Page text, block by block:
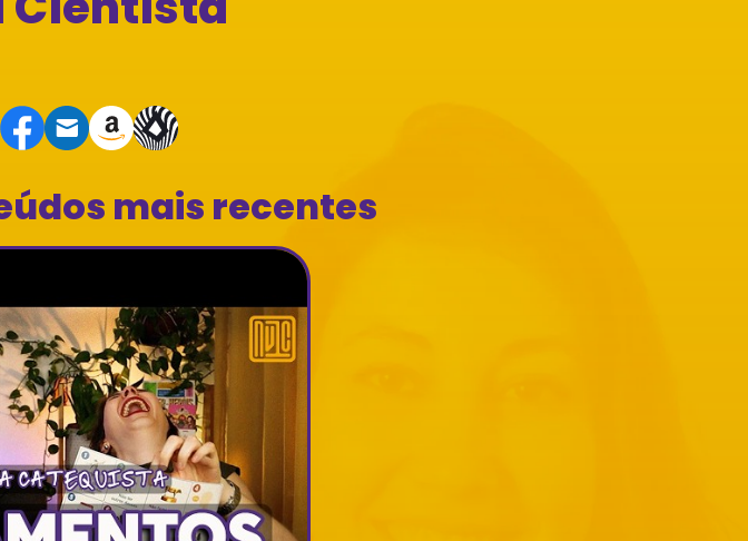
mais recentes